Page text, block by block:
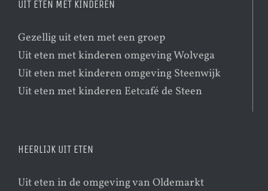
UIT ETEN MET KINDEREN
Gezellig uit eten met een groep
Uit eten met kinderen omgeving Wolvega
Uit eten met kinderen omgeving Steenwijk
Uit eten met kinderen Eetcafé de Steen
HEERLIJK UIT ETEN
Uit eten in de omgeving van Oldemarkt